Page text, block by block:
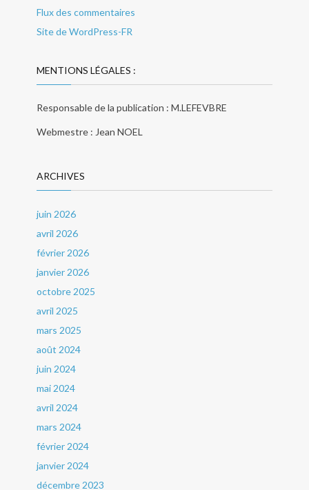
Flux des commentaires
Site de WordPress-FR
MENTIONS LÉGALES :
Responsable de la publication : M.LEFEVBRE
Webmestre : Jean NOEL
ARCHIVES
juin 2026
avril 2026
février 2026
janvier 2026
octobre 2025
avril 2025
mars 2025
août 2024
juin 2024
mai 2024
avril 2024
mars 2024
février 2024
janvier 2024
décembre 2023